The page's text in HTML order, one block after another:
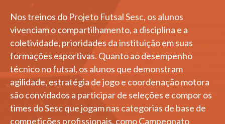
Nos treinos do Projeto Futsal Sesc, os alunos
vivenciam o compartilhamento, a disciplina e a
coletividade, prioridades da instituição em suas
formações esportivas. Quanto ao desempenho
técnico no futsal, os alunos que demonstram
agilidade, estratégia de jogo e coordenação motora
são convidados a participar de seleções e compor os
times do Sesc que jogam nas categorias de base de
competições profissionais, como Campeonato